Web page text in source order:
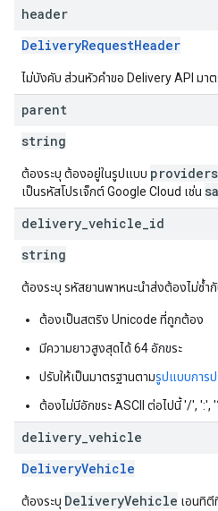
header
DeliveryRequestHeader
ไม่บังคับ ส่วนหัวคำขอ Delivery API มาต
parent
string
ต้องระบุ ต้องอยู่ในรูปแบบ
เป็นรหัสโปรเจ็กต์ Google Cloud เช่น
delivery vehicle id
string
ต้องระบุ รหัสยานพาหนะนำส่งต้องไม่ซ้ำ
ต้องเป็นสตริง Unicode ที่ถูกต้อง
มีความยาวสูงสุดได้ 64 อักขระ
ปรับให้เป็นมาตรฐานตามรูปแบบการป
ต้องไม่มีอักขระ ASCII ต่อไปนี้ '/', ':',
delivery vehicle
DeliveryVehicle
ต้องระบุ DeliveryVehicle เอนทิตี